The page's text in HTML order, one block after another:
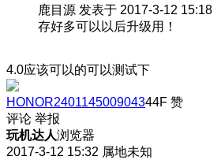
鹿目源 发表于 2017-3-12 15:18
存好多可以以后升级用！
4.0应该可以的可以测试下
HONOR240114500904344F 赞
评论 举报
玩机达人浏览器
2017-3-12 15:32 属地未知